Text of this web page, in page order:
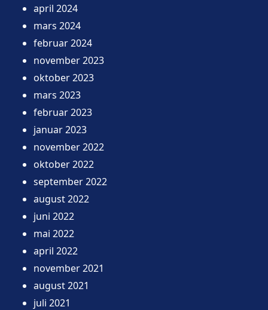
april 2024
mars 2024
februar 2024
november 2023
oktober 2023
mars 2023
februar 2023
januar 2023
november 2022
oktober 2022
september 2022
august 2022
juni 2022
mai 2022
april 2022
november 2021
august 2021
juli 2021